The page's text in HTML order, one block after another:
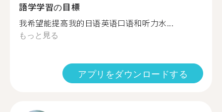
語学学習の目標
我希望能提高我的日语英语口语和听力水...
もっと見る
アプリをダウンロードする